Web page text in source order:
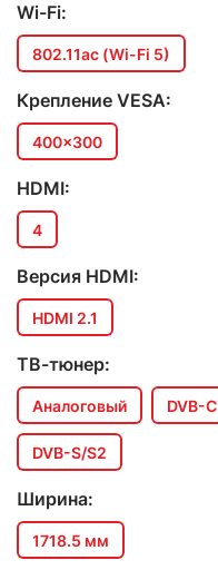
Wi-Fi:
802.11ac (Wi-Fi 5)
Крепление VESA:
400x300
HDMI:
4
Версия HDMI:
HDMI 2.1
ТВ-тюнер:
Аналоговый DVB-C
DVB-S/S2
Ширина:
1718.5 мм